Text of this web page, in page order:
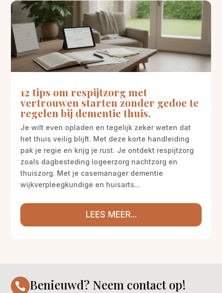
12 tips om respijtzorg met
vertrouwen starten zonder gedoe te
regelen bij dementie thuis.
Je wilt even opladen en tegelijk zeker weten dat
het thuis veilig blijft. Met deze korte handleiding
pak je regie en krijg je rust. Je ontdekt respijtzorg
zoals dagbesteding logeerzorg nachtzorg en
thuiszorg. Met je casemanager dementie
wijkverpleegkundige en huisarts...
LEES MEER...
 Benieuwd? Neem contact op!